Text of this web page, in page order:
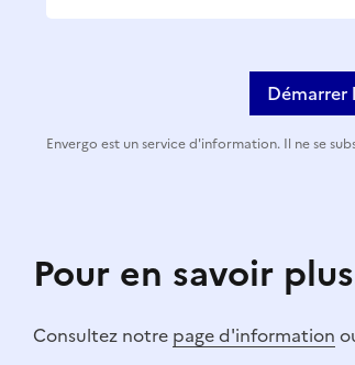
Démarrer
Envergo est un service d'information. Il ne se
Pour en savoir
Consultez notre page d'information